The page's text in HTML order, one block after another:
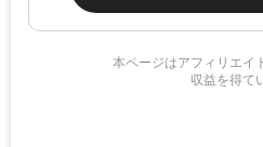
本ページはアフィリエイ
収益を得て